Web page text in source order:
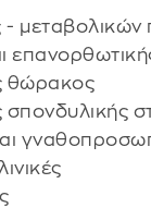
-
θώρακος
σπονδυλικής